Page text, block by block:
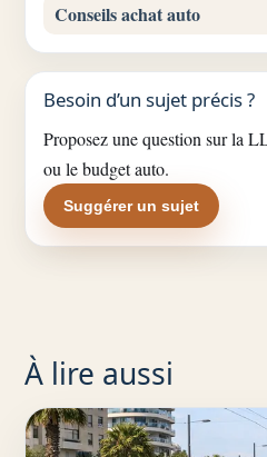
Conseils achat auto
Besoin d’un sujet précis ?
Proposez une question sur la
ou le budget auto.
Suggérer un sujet
À lire aussi